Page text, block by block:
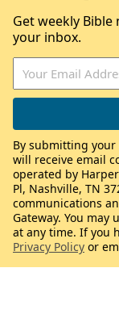
Get weekly
your inbox.
By submitting
will receive email
operated by
Pl, Nashville, TN
communications
Gateway. You may
at any time. If you
Privacy Policy or